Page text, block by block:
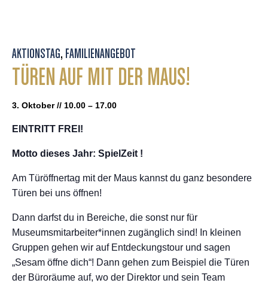
AKTIONSTAG, FAMILIENANGEBOT
TÜREN AUF MIT DER MAUS!
3. Oktober // 10.00 – 17.00
EINTRITT FREI!
Motto dieses Jahr: SpielZeit !
Am Türöffnertag mit der Maus kannst du ganz besondere
Türen bei uns öffnen!
Dann darfst du in Bereiche, die sonst nur für
Museumsmitarbeiter*innen zugänglich sind! In kleinen
Gruppen gehen wir auf Entdeckungstour und sagen
„Sesam öffne dich“! Dann gehen zum Beispiel die Türen
der Büroräume auf, wo der Direktor und sein Team